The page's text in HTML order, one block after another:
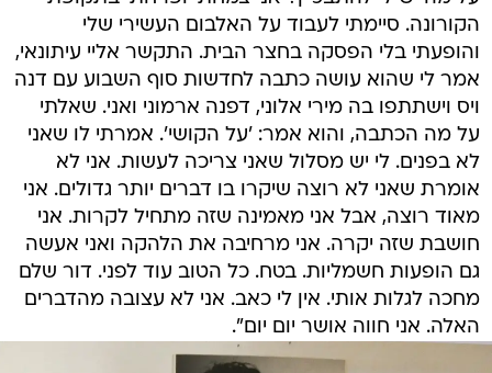
הקורונה. סיימתי לעבוד על האלבום העשירי שלי
והופעתי בלי הפסקה בחצר הבית. התקשר אליי עיתונאי,
אמר לי שהוא עושה כתבה לחדשות סוף השבוע עם דנה
ויס וישתתפו בה מירי אלוני, דפנה ארמוני ואני. שאלתי
על מה הכתבה, והוא אמר: 'על הקושי'. אמרתי לו שאני
לא בפנים. לי יש מסלול שאני צריכה לעשות. אני לא
אומרת שאני לא רוצה שיקרו בו דברים יותר גדולים. אני
מאוד רוצה, אבל אני מאמינה שזה מתחיל לקרות. אני
חושבת שזה יקרה. אני מרחיבה את הלהקה ואני אעשה
גם הופעות חשמליות. בטח. כל הטוב עוד לפני. דור שלם
מחכה לגלות אותי. אין לי כאב. אני לא עצובה מהדברים
האלה. אני חווה אושר יום יום".